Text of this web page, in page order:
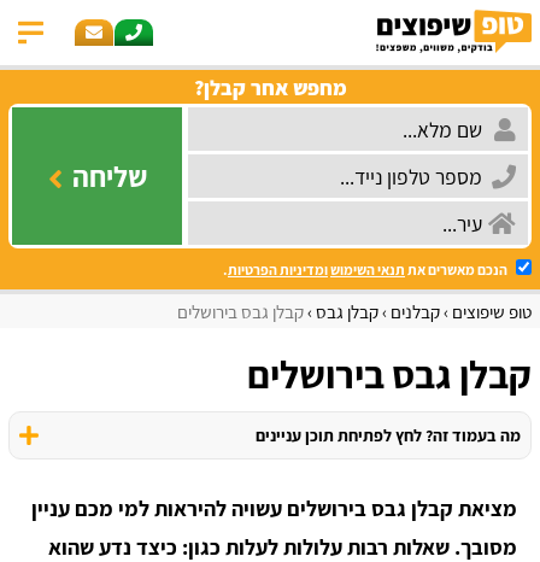
מחפש אחר קבלן?
שליחה
הנכם מאשרים את תנאי השימושומדיניות הפרטיות.
טופ שיפוצים קבלנים קבלן גבס קבלן גבס בירושלים
קבלן גבס בירושלים
מה בעמוד זה? לחץ לפתיחת תוכן עניינים
מציאת קבלן גבס בירושלים עשויה להיראות למי מכם עניין
מסובך. שאלות רבות עלולות לעלות כגון: כיצד נדע שהוא